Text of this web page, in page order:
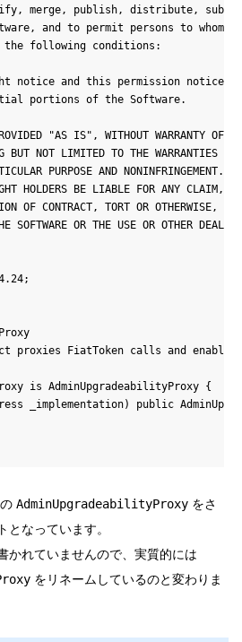
merge, publish, distribute,
and to permit persons to whom
following conditions:
notice and this permission
portions of the Software.
"AS IS", WITHOUT WARRANTY OF
NOT LIMITED TO THE WARRANTIES
PURPOSE AND NONINFRINGEMENT.
HOLDERS BE LIABLE FOR ANY CLAIM,
OF CONTRACT, TORT OR OTHERWISE,
SOFTWARE OR THE USE OR OTHER
proxies FiatToken calls and enables
is AdminUpgradeabilityProxy {
_implementation) public
AdminUpgradeabilityProxy をさ
となっています。
かれていませんので、実質的には
をリネームしているのと変わりま